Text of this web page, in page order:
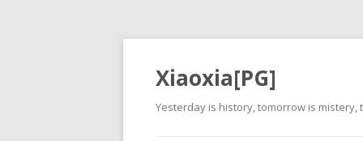
Xiaoxia[PG]
Yesterday is history, tomorrow is mistery,